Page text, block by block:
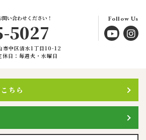
い合わせください！
5027
Follow Us
中区清水1丁目10-12
休日：毎週火・水曜日
ちら